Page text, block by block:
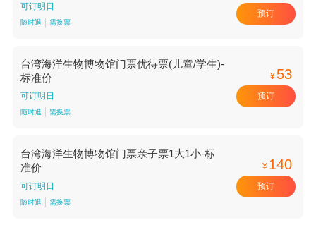
可订明日
随时退 需换票
预订
台湾海洋生物博物馆门票优待票(儿童/学生)-
标准价
可订明日
随时退 需换票
¥ 53
预订
台湾海洋生物博物馆门票亲子票1大1小-标
准价
可订明日
随时退 需换票
¥ 140
预订